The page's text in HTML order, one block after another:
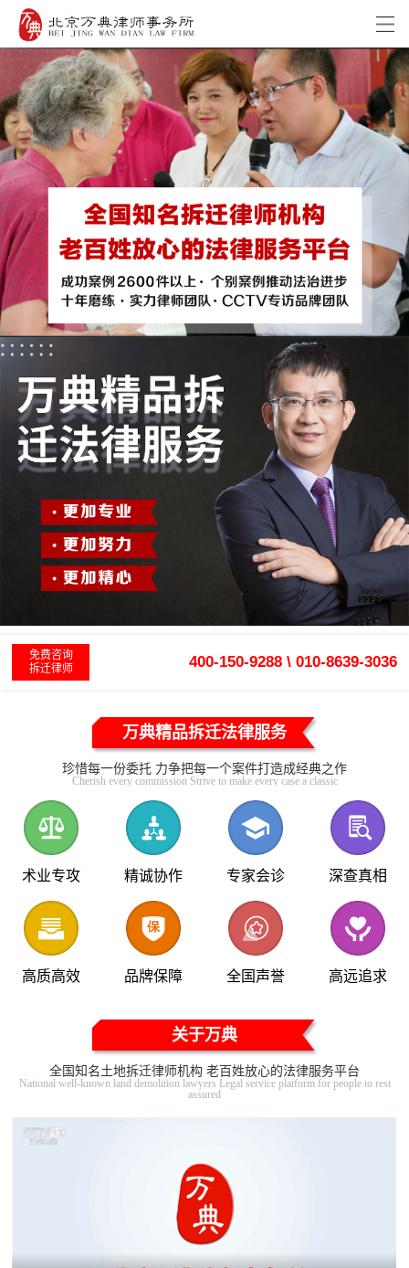
免费咨询
拆迁律师
400-150-9288 \ 010-8639-3036
万典精品拆迁法律服务
珍惜每一份委托 力争把每一个案件打造成经典之作
Cherish every commission Strive to make every case a classic
术业专攻 精诚协作 专家会诊 深查真相
高质高效 品牌保障 全国声誉 高远追求
关于万典
全国知名土地拆迁律师机构 老百姓放心的法律服务平台
National well-known land demolition lawyers Legal service platform for people to rest
assured